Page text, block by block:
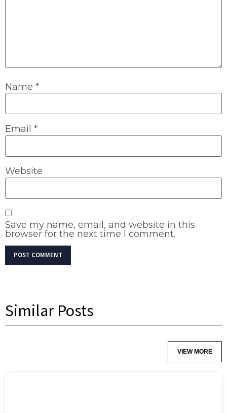
Name *
Email *
Website
Save my name, email, and website in this
browser for the next time I comment.
Similar Posts
VIEW MORE